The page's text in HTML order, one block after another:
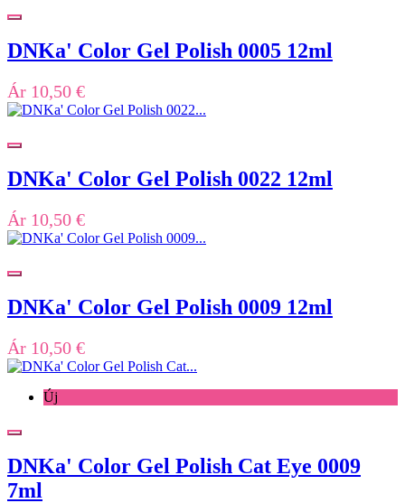
DNKa' Color Gel Polish 0005 12ml
Ár 10,50 €
DNKa' Color Gel Polish 0022 12ml
Ár 10,50 €
DNKa' Color Gel Polish 0009 12ml
Ár 10,50 €
Új
DNKa' Color Gel Polish Cat Eye 0009
7ml